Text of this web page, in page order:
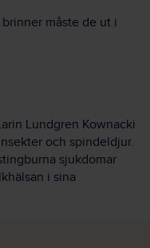
måste de ut i
Lundgren Kownacki
och spindeldjur.
sjukdomar
i sina